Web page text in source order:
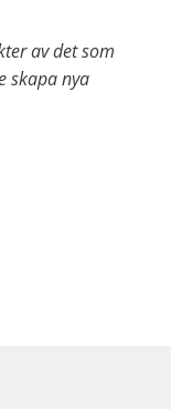
av det som
skapa nya